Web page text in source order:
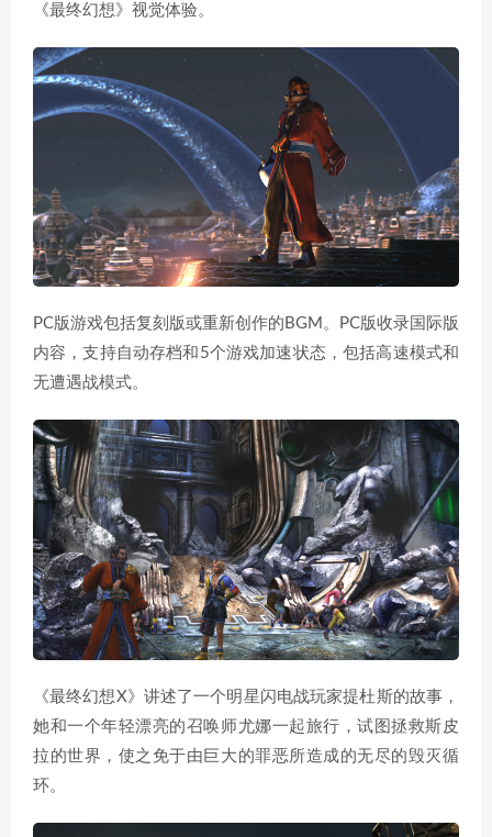
《最终幻想》视觉体验。
PC版游戏包括复刻版或重新创作的BGM。PC版收录国际版
内容，支持自动存档和5个游戏加速状态，包括高速模式和
无遭遇战模式。
《最终幻想X》讲述了一个明星闪电战玩家提杜斯的故事，
她和一个年轻漂亮的召唤师尤娜一起旅行，试图拯救斯皮
拉的世界，使之免于由巨大的罪恶所造成的无尽的毁灭循
环。